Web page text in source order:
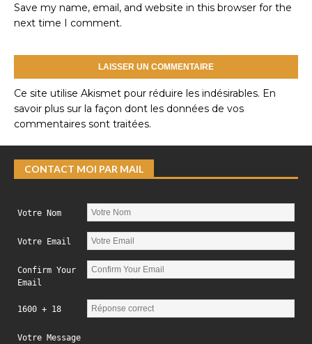
Save my name, email, and website in this browser for the
next time I comment.
Ce site utilise Akismet pour réduire les indésirables. En
savoir plus sur la façon dont les données de vos
commentaires sont traitées.
CONTACT MOI PAR MAIL
Votre Nom
Votre Email
Confirm Your
Email
1600 + 18
Votre Message